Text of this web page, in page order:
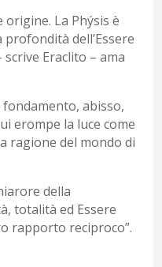
origine. La Phýsis è
dell’Essere
Eraclito – ama
fondamento, abisso,
erompe la luce come
ragione del mondo di
della
totalità ed Essere
rapporto reciproco”.